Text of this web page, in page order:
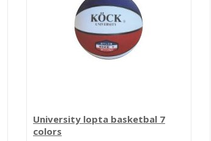
University lopta basketbal 7
colors